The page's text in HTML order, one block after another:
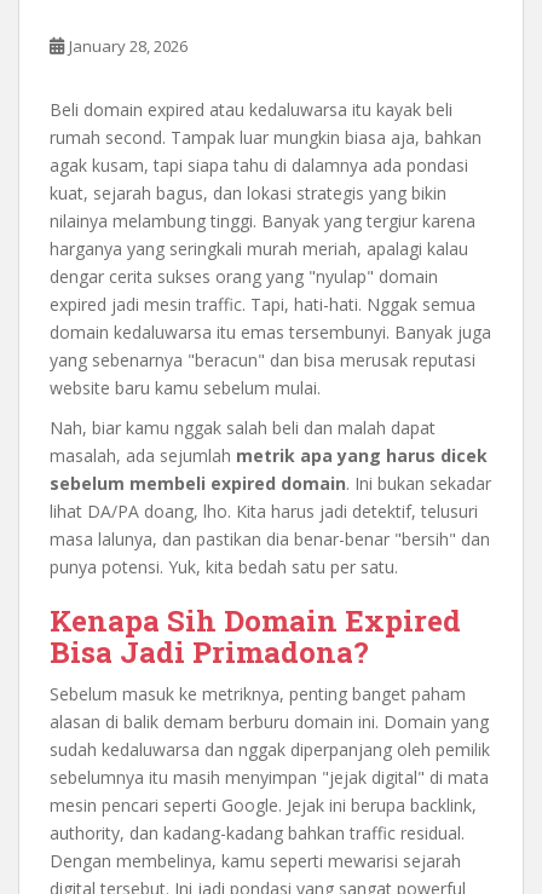
January 28, 2026
Beli domain expired atau kedaluwarsa itu kayak beli
rumah second. Tampak luar mungkin biasa aja, bahkan
agak kusam, tapi siapa tahu di dalamnya ada pondasi
kuat, sejarah bagus, dan lokasi strategis yang bikin
nilainya melambung tinggi. Banyak yang tergiur karena
harganya yang seringkali murah meriah, apalagi kalau
dengar cerita sukses orang yang "nyulap" domain
expired jadi mesin traffic. Tapi, hati-hati. Nggak semua
domain kedaluwarsa itu emas tersembunyi. Banyak juga
yang sebenarnya "beracun" dan bisa merusak reputasi
website baru kamu sebelum mulai.
Nah, biar kamu nggak salah beli dan malah dapat
masalah, ada sejumlah metrik apa yang harus dicek
sebelum membeli expired domain. Ini bukan sekadar
lihat DA/PA doang, lho. Kita harus jadi detektif, telusuri
masa lalunya, dan pastikan dia benar-benar "bersih" dan
punya potensi. Yuk, kita bedah satu per satu.
Kenapa Sih Domain Expired
Bisa Jadi Primadona?
Sebelum masuk ke metriknya, penting banget paham
alasan di balik demam berburu domain ini. Domain yang
sudah kedaluwarsa dan nggak diperpanjang oleh pemilik
sebelumnya itu masih menyimpan "jejak digital" di mata
mesin pencari seperti Google. Jejak ini berupa backlink,
authority, dan kadang-kadang bahkan traffic residual.
Dengan membelinya, kamu seperti mewarisi sejarah
digital tersebut. Ini jadi pondasi yang sangat powerful